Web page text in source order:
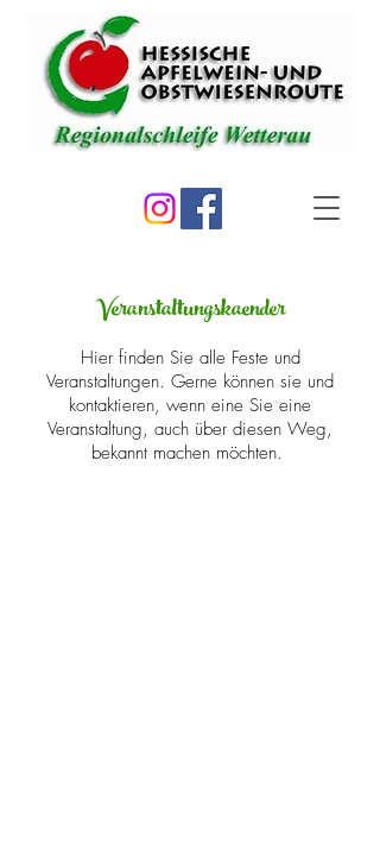
Veranstaltungskaender
Hier finden Sie alle Feste und
Veranstaltungen. Gerne können sie und
kontaktieren, wenn eine Sie eine
Veranstaltung, auch über diesen Weg,
bekannt machen möchten.